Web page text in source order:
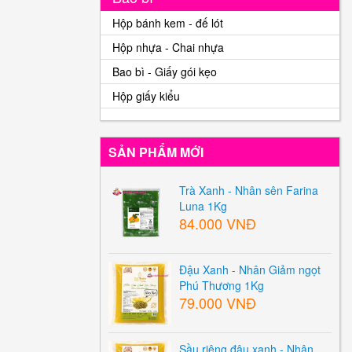
Hộp bánh kem - đế lót
Hộp nhựa - Chai nhựa
Bao bì - Giấy gói kẹo
Hộp giấy kiểu
SẢN PHẨM MỚI
Trà Xanh - Nhân sên Farina
Luna 1Kg
84.000 VNĐ
Đậu Xanh - Nhân Giảm ngọt
Phú Thương 1Kg
79.000 VNĐ
Sầu riêng đậu xanh - Nhân